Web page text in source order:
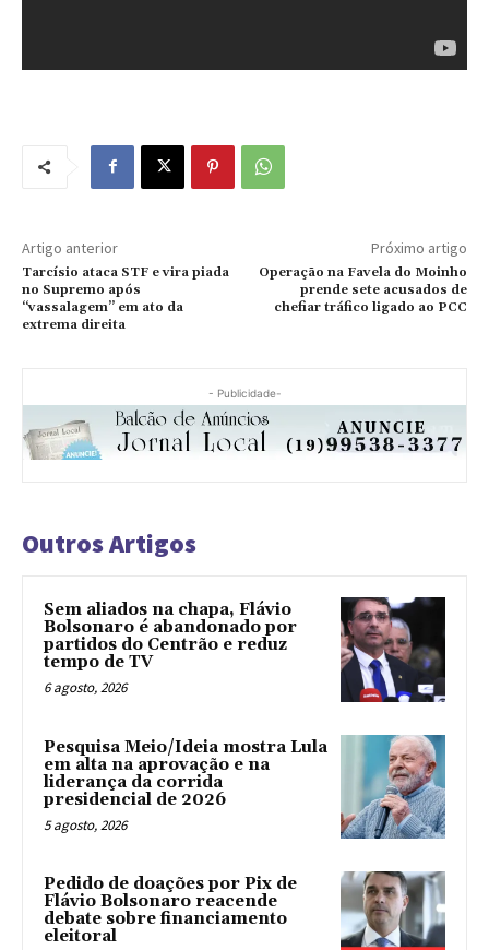
Artigo anterior
Tarcísio ataca STF e vira piada
no Supremo após
“vassalagem” em ato da
extrema direita
Próximo artigo
Operação na Favela do Moinho
prende sete acusados de
chefiar tráfico ligado ao PCC
- Publicidade-
Outros Artigos
Sem aliados na chapa, Flávio
Bolsonaro é abandonado por
partidos do Centrão e reduz
tempo de TV
6 agosto, 2026
Pesquisa Meio/Ideia mostra Lula
em alta na aprovação e na
liderança da corrida
presidencial de 2026
5 agosto, 2026
Pedido de doações por Pix de
Flávio Bolsonaro reacende
debate sobre financiamento
eleitoral